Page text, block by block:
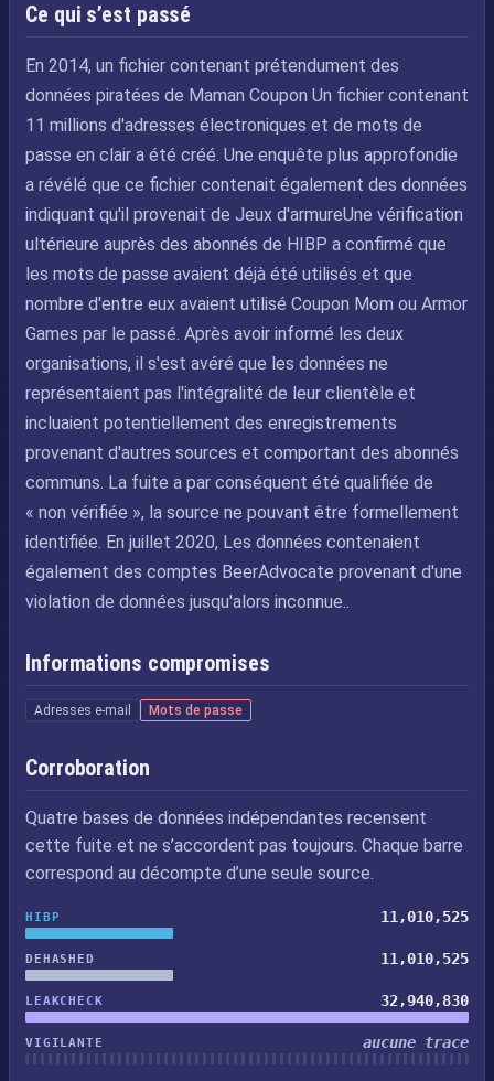
Ce qui s’est passé
En 2014, un fichier contenant prétendument des
données piratées de Maman Coupon Un fichier contenant
11 millions d'adresses électroniques et de mots de
passe en clair a été créé. Une enquête plus approfondie
a révélé que ce fichier contenait également des données
indiquant qu'il provenait de Jeux d'armureUne vérification
ultérieure auprès des abonnés de HIBP a confirmé que
les mots de passe avaient déjà été utilisés et que
nombre d'entre eux avaient utilisé Coupon Mom ou Armor
Games par le passé. Après avoir informé les deux
organisations, il s'est avéré que les données ne
représentaient pas l'intégralité de leur clientèle et
incluaient potentiellement des enregistrements
provenant d'autres sources et comportant des abonnés
communs. La fuite a par conséquent été qualifiée de
« non vérifiée », la source ne pouvant être formellement
identifiée. En juillet 2020, Les données contenaient
également des comptes BeerAdvocate provenant d'une
violation de données jusqu'alors inconnue..
Informations compromises
Adresses e-mail Mots de passe
Corroboration
Quatre bases de données indépendantes recensent
cette fuite et ne s’accordent pas toujours. Chaque barre
correspond au décompte d’une seule source.
HIBP 11,010,525
DEHASHED 11,010,525
LEAKCHECK 32,940,830
VIGILANTE aucune trace